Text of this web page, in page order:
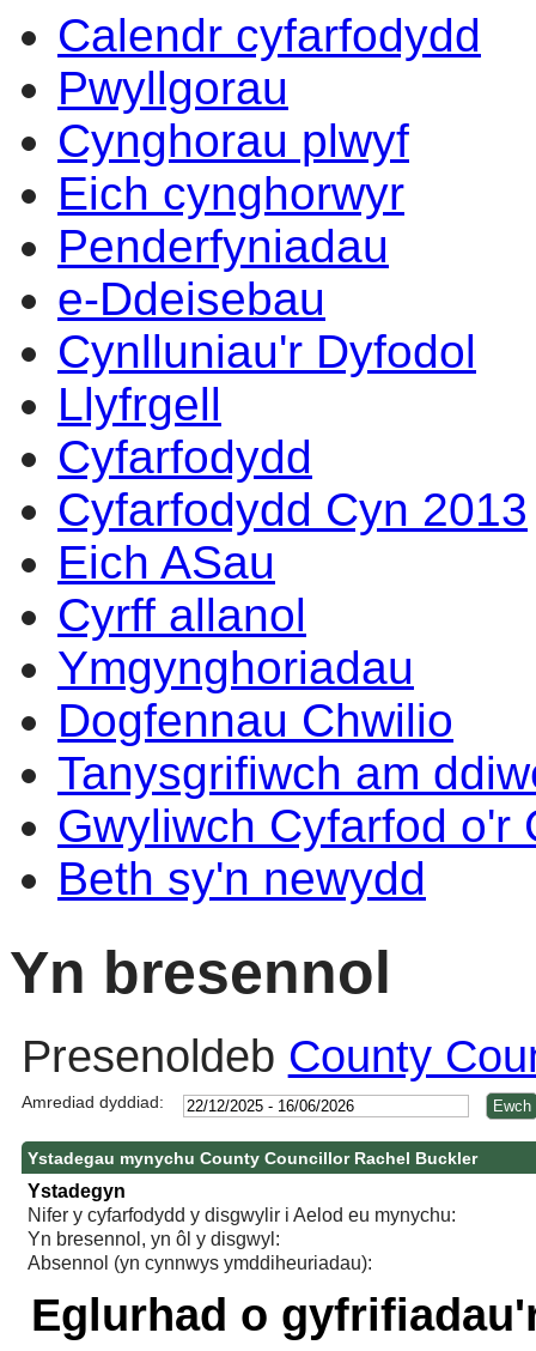
Calendr cyfarfodydd
Pwyllgorau
Cynghorau plwyf
Eich cynghorwyr
Penderfyniadau
e-Ddeisebau
Cynlluniau'r Dyfodol
Llyfrgell
Cyfarfodydd
Cyfarfodydd Cyn 2013
Eich ASau
Cyrff allanol
Ymgynghoriadau
Dogfennau Chwilio
Tanysgrifiwch am
Gwyliwch Cyfarfod o'r
Beth sy'n newydd
Yn bresennol
Presenoldeb County
Amrediad dyddiad:
Ystadegau mynychu County Councillor Rachel Buckler
Ystadegyn
Nifer y cyfarfodydd y disgwylir i Aelod eu mynychu:
Yn bresennol, yn ôl y disgwyl:
Absennol (yn cynnwys ymddiheuriadau):
Eglurhad o
14:00
14:00
14:00
10:00
14:00
14:00
14:00
14:00
14:00
09:30
17:00
14:00